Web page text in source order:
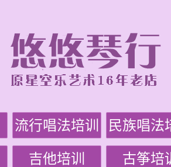
流行唱法培训 民族唱法
吉他培训 古筝培